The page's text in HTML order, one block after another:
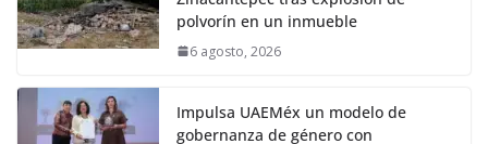
polvorín en un inmueble
6 agosto, 2026
Impulsa UAEMéx un modelo de
gobernanza de género con